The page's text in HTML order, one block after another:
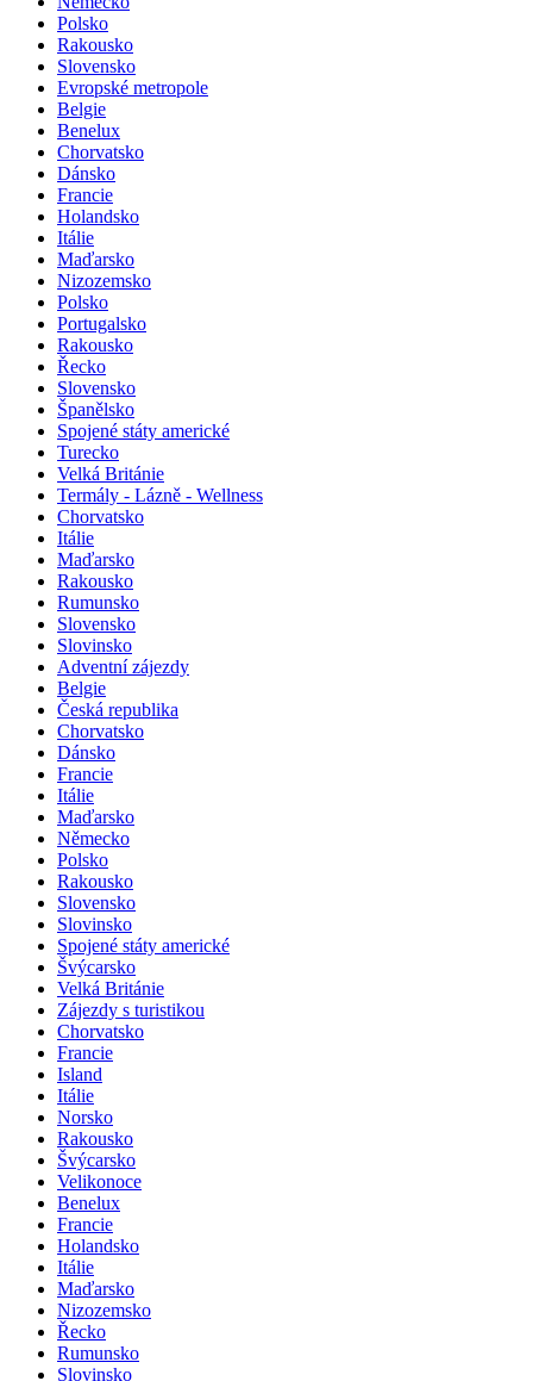
Polsko
Rakousko
Slovensko
Evropské metropole
Belgie
Benelux
Chorvatsko
Dánsko
Francie
Holandsko
Itálie
Maďarsko
Nizozemsko
Polsko
Portugalsko
Rakousko
Řecko
Slovensko
Španělsko
Spojené státy americké
Turecko
Velká Británie
Termály - Lázně - Wellness
Chorvatsko
Itálie
Maďarsko
Rakousko
Rumunsko
Slovensko
Slovinsko
Adventní zájezdy
Belgie
Česká republika
Chorvatsko
Dánsko
Francie
Itálie
Maďarsko
Německo
Polsko
Rakousko
Slovensko
Slovinsko
Spojené státy americké
Švýcarsko
Velká Británie
Zájezdy s turistikou
Chorvatsko
Francie
Island
Itálie
Norsko
Rakousko
Švýcarsko
Velikonoce
Benelux
Francie
Holandsko
Itálie
Maďarsko
Nizozemsko
Řecko
Rumunsko
Slovinsko